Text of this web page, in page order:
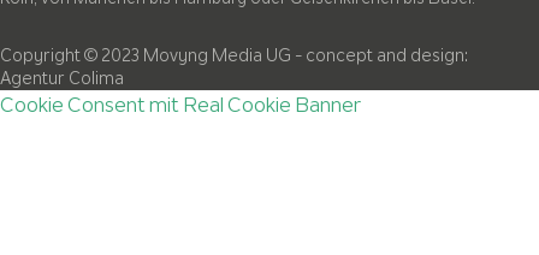
Copyright © 2023 Movyng Media UG - concept and design:
Agentur Colima
Cookie Consent mit Real Cookie Banner